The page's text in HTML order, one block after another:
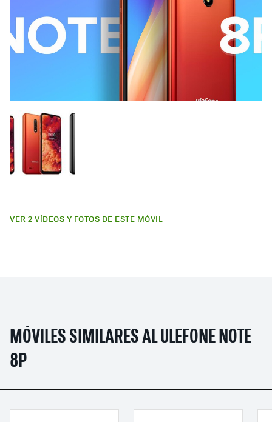
VER 2 VÍDEOS Y FOTOS DE ESTE MÓVIL
MÓVILES SIMILARES AL ULEFONE NOTE
8P